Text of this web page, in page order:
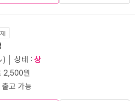
│ 상태 : 상
2,500원
출고 가능